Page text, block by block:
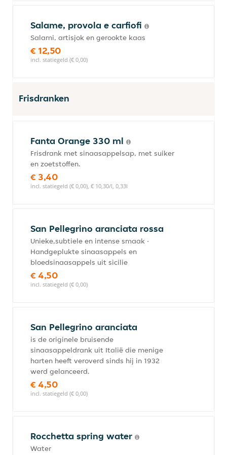
Salame, provola e carfiofi
Salami, artisjok en gerookte kaas
€ 12,50
incl. statiegeld (€ 0,00)
Frisdranken
Fanta Orange 330 ml
Frisdrank met sinaasappelsap, met suiker
en zoetstoffen.
€ 3,40
incl. statiegeld (€ 0,00), € 10,30/l, 0,33l
San Pellegrino aranciata rossa
Unieke,subtiele en intense smaak ·
Handgeplukte sinaasappels en
bloedsinaasappels uit sicilie
€ 4,50
incl. statiegeld (€ 0,00)
San Pellegrino aranciata
is de originele bruisende
sinaasappeldrank uit Italië die menige
harten heeft veroverd sinds hij in 1932
werd gelanceerd.
€ 4,50
incl. statiegeld (€ 0,00)
Rocchetta spring water
Water